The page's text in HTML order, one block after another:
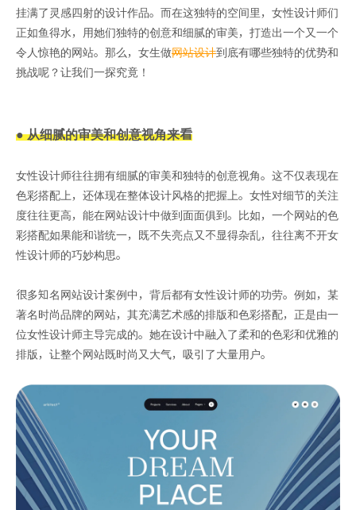
挂满了灵感四射的设计作品。而在这独特的空间里，女性设计师们
正如鱼得水，用她们独特的创意和细腻的审美，打造出一个又一个
令人惊艳的网站。那么，女生做网站设计到底有哪些独特的优势和
挑战呢？让我们一探究竟！
● 从细腻的审美和创意视角来看
女性设计师往往拥有细腻的审美和独特的创意视角。这不仅表现在
色彩搭配上，还体现在整体设计风格的把握上。女性对细节的关注
度往往更高，能在网站设计中做到面面俱到。比如，一个网站的色
彩搭配如果能和谐统一，既不失亮点又不显得杂乱，往往离不开女
性设计师的巧妙构思。
很多知名网站设计案例中，背后都有女性设计师的功劳。例如，某
著名时尚品牌的网站，其充满艺术感的排版和色彩搭配，正是由一
位女性设计师主导完成的。她在设计中融入了柔和的色彩和优雅的
排版，让整个网站既时尚又大气，吸引了大量用户。